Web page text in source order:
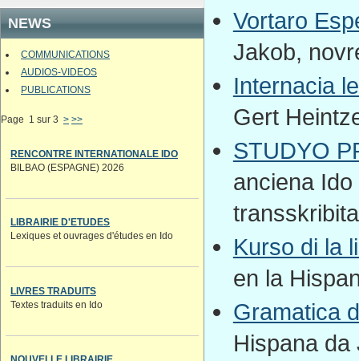
NEWS
COMMUNICATIONS
AUDIOS-VIDEOS
PUBLICATIONS
Page 1 sur 3 > >>
RENCONTRE INTERNATIONALE IDO
BILBAO (ESPAGNE) 2026
LIBRAIRIE D'ETUDES
Lexiques et ouvrages d'études en Ido
LIVRES TRADUITS
Textes traduits en Ido
Vortaro
Jakob,
Internacia
Gert
STUDYO
anciena
Kurso di la
en la
Gramatica
Hispana da